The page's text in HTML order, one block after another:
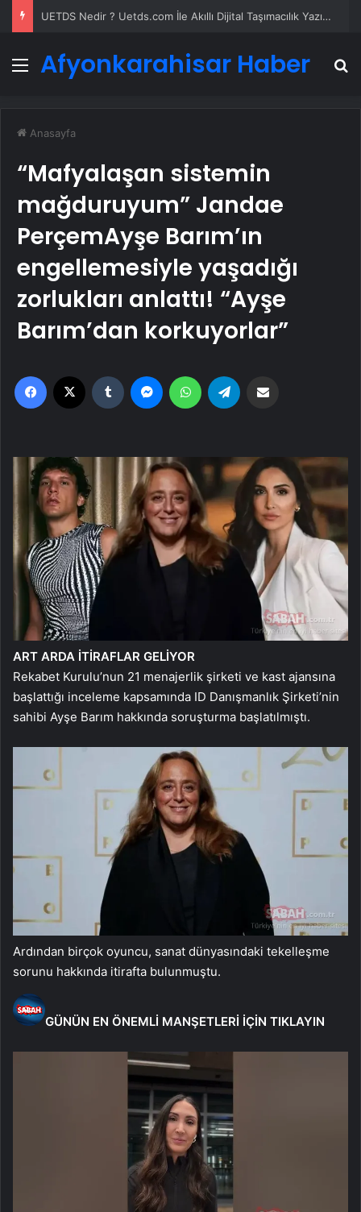
UETDS Nedir ? Uetds.com İle Akıllı Dijital Taşımacılık Yazılımı
Menü
Afyonkarahisar Haber
Anasayfa
“Mafyalaşan sistemin
mağduruyum” Jandae
PerçemAyşe Barım’ın
engellemesiyle yaşadığı
zorlukları anlattı! “Ayşe
Barım’dan korkuyorlar”
Facebook Tumblr MessengerWhatsApp
ART ARDA İTİRAFLAR GELİYOR
Rekabet Kurulu’nun 21 menajerlik şirketi ve kast ajansına
başlattığı inceleme kapsamında ID Danışmanlık Şirketi’nin
sahibi Ayşe Barım hakkında soruşturma başlatılmıştı.
Ardından birçok oyuncu, sanat dünyasındaki tekelleşme
sorunu hakkında itirafta bulunmuştu.
GÜNÜN EN ÖNEMLİ MANŞETLERİ İÇİN TIKLAYIN